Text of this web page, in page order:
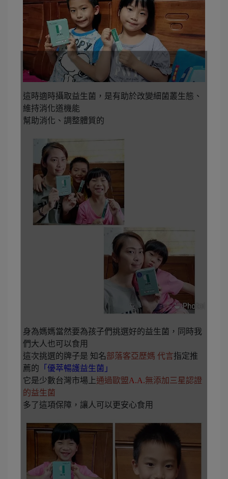
這時適時攝取益生菌，是有助於改變細菌叢生態、
維持消化道機能
幫助消化、調整體質的
身為媽媽當然要為孩子們挑選好的益生菌，同時我
們大人也可以食用
這次挑選的牌子是 知名部落客亞歷媽 代言指定推
薦的 「優萃暢護益生菌」
它是少數台灣市場上通過歐盟A.A.無添加三星認證
的益生菌
多了這項保障，讓人可以更安心食用